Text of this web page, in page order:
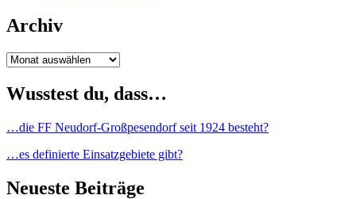
Archiv
Archiv
Wusstest du, dass…
…die FF Neudorf-Großpesendorf seit 1924 besteht?
…es definierte Einsatzgebiete gibt?
Neueste Beiträge